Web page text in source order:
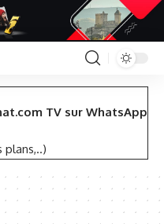
TV sur WhatsApp
plans,..)